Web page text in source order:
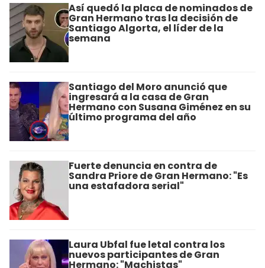
Así quedó la placa de nominados de
Gran Hermano tras la decisión de
Santiago Algorta, el líder de la
semana
Santiago del Moro anunció que
ingresará a la casa de Gran
Hermano con Susana Giménez en su
último programa del año
Fuerte denuncia en contra de
Sandra Priore de Gran Hermano: "Es
una estafadora serial"
Laura Ubfal fue letal contra los
nuevos participantes de Gran
Hermano: "Machistas"